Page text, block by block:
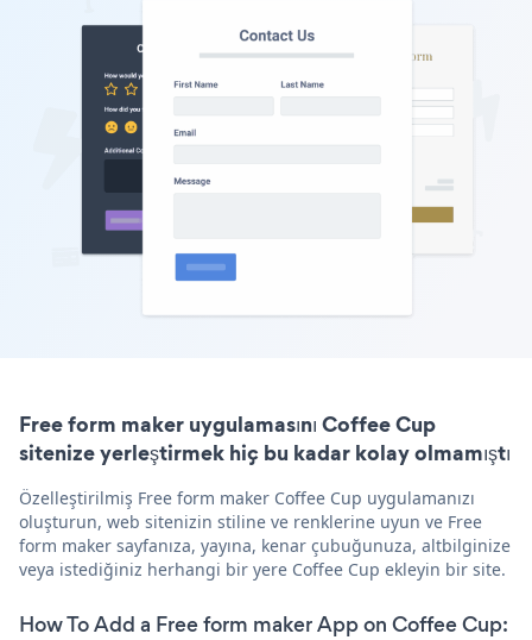
Free form maker uygulamasını Coffee Cup
sitenize yerleştirmek hiç bu kadar kolay olmamıştı
Özelleştirilmiş Free form maker Coffee Cup uygulamanızı
oluşturun, web sitenizin stiline ve renklerine uyun ve Free
form maker sayfanıza, yayına, kenar çubuğunuza, altbilginize
veya istediğiniz herhangi bir yere Coffee Cup ekleyin bir site.
How To Add a Free form maker App on Coffee Cup: